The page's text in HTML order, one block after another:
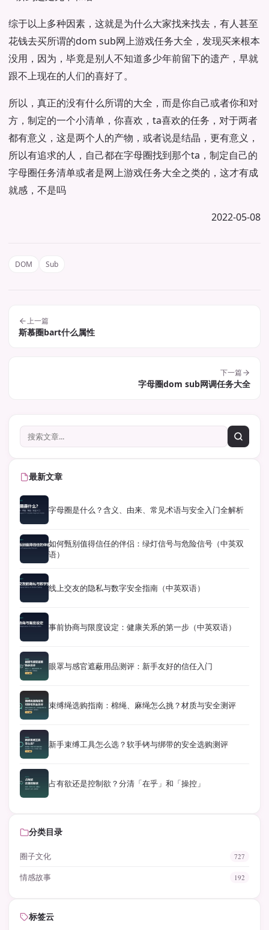
综于以上多种因素，这就是为什么大家找来找去，有人甚至
花钱去买所谓的dom sub网上游戏任务大全，发现买来根本
没用，因为，毕竟是别人不知道多少年前留下的遗产，早就
跟不上现在的人们的喜好了。
所以，真正的没有什么所谓的大全，而是你自己或者你和对
方，制定的一个小清单，你喜欢，ta喜欢的任务，对于两者
都有意义，这是两个人的产物，或者说是结晶，更有意义，
所以有追求的人，自己都在字母圈找到那个ta，制定自己的
字母圈任务清单或者是网上游戏任务大全之类的，这才有成
就感，不是吗
2022-05-08
DOM Sub
上一篇
斯慕圈bart什么属性
下一篇
字母圈dom sub网调任务大全
最新文章
字母圈是什么？含义、由来、常见术语与安全入门全解析
如何甄别值得信任的伴侣：绿灯信号与危险信号（中英双
语）
线上交友的隐私与数字安全指南（中英双语）
事前协商与限度设定：健康关系的第一步（中英双语）
眼罩与感官遮蔽用品测评：新手友好的信任入门
束缚绳选购指南：棉绳、麻绳怎么挑？材质与安全测评
新手束缚工具怎么选？软手铐与绑带的安全选购测评
占有欲还是控制欲？分清「在乎」和「操控」
分类目录
圈子文化 727
情感故事 192
标签云